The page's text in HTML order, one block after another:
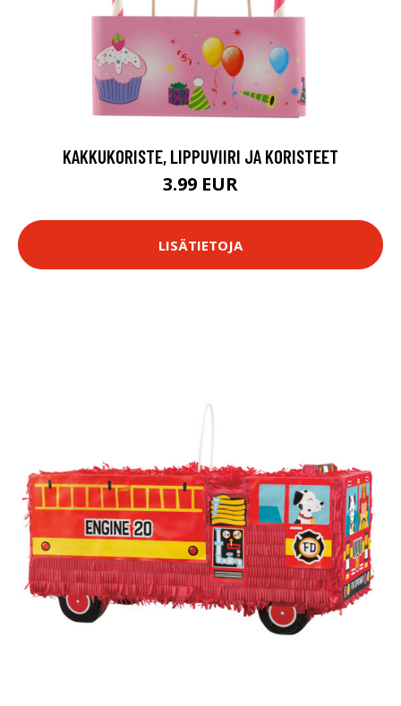
KAKKUKORISTE, LIPPUVIIRI JA KORISTEET
3.99 EUR
LISÄTIETOJA